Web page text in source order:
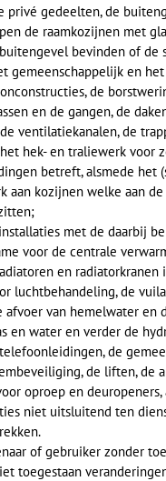
privé gedeelten, de
de raamkozijnen met
bevinden of de
gemeenschappelijk en
de
en de gangen, de
ventilatiekanalen, de
hek- en traliewerk voor
betreft, alsmede het
aan kozijnen welke aan
met de daarbij
voor de centrale
en radiatorkranen
luchtbehandeling, de
afvoer van hemelwater en
en water en verder de
de
de liften, de
oproep en deuropeners,
niet uitsluitend ten
of gebruiker zonder
toegestaan